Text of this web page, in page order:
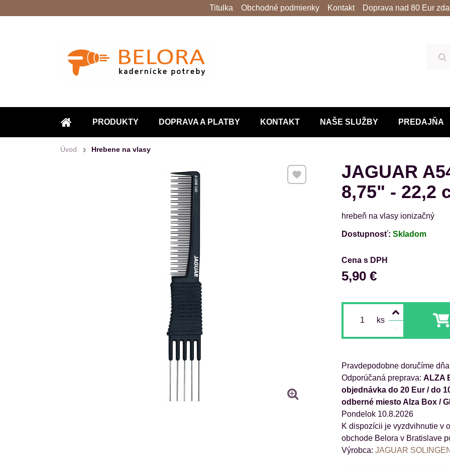
ÚVOD
PRODUKTY DOPRAVA A PLATBY KONTAKT NAŠE SLUŽBY PREDAJŇA
Titulka Obchodné podmienky Kontakt Doprava nad 80 Eur
Úvod Hrebene na vlasy
JAGUAR
8,75" - 22,2
hrebeň na vlasy ionizačný
Pridať k Obľúbeným
Dostupnosť: Skladom
Cena s DPH
5,90 €
ks
Pravdepodobne doručíme
ALZA
objednávka do 20 Eur / do
odberné miesto Alza Box /
Pondelok10.8.2026
obchode Belora v Bratislave
Výrobca: JAGUAR SOLINGEN